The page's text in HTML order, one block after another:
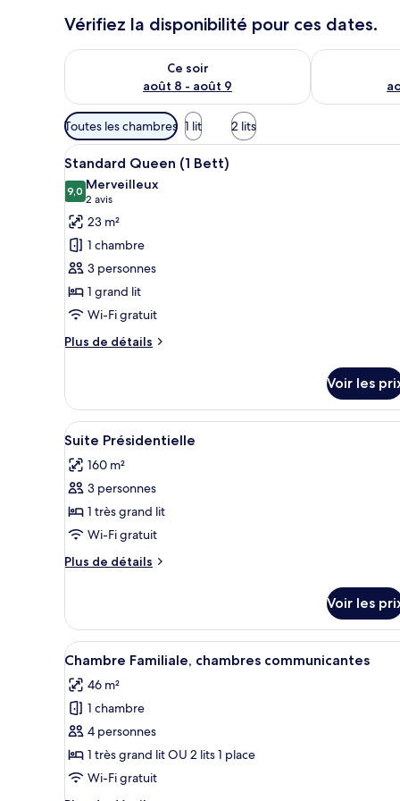
Vérifiez la disponibilité pour ces dates.
Ce soir
août 8 - août 9
Vérifier la disponibilité pour ce soir août 8 - août 9
Vérifier la
Filtres
disponibles
pour
les
chambres
Toutes les chambres 1 lit 2 lits
Afficher
toutes
les
photos
pour
ce
type
de
chambre :
Standard
Bett)
Une chambre d’hôtel
5
Standard Queen (1 Bett)
9,09,0 sur 10
Merveilleux
2 avis
(2 avis)
23 m²
1 chambre
3 personnes
1 grand lit
Wi-Fi gratuit
Plus de détails
Plus
le
type
de
Standard
Queen
Bett)
Voir les
Afficher
toutes
les
photos
pour
ce
type
de
Suite
Présidentielle
Une chambre d’hôtel avec
3
Suite Présidentielle
160 m²
3 personnes
1 très grand lit
Wi-Fi gratuit
Plus de détails
Plus
le
type
de
Suite
Présidentielle
Voir les
Afficher
toutes
les
photos
pour
ce
type
Une chambre d’hôtel
5
Chambre Familiale, chambres communicantes
46 m²
1 chambre
4 personnes
1 très grand lit OU 2 lits 1 place
Wi-Fi gratuit